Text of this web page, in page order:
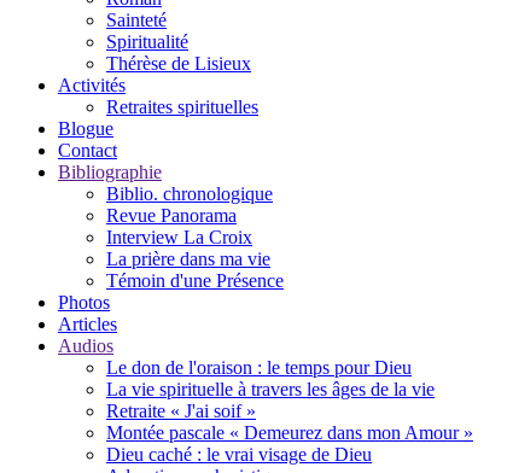
Sainteté
Spiritualité
Thérèse de Lisieux
Activités
Retraites spirituelles
Blogue
Contact
Bibliographie
Biblio. chronologique
Revue Panorama
Interview La Croix
La prière dans ma vie
Témoin d'une Présence
Photos
Articles
Audios
Le don de l'oraison : le temps pour Dieu
La vie spirituelle à travers les âges de la vie
Retraite « J'ai soif »
Montée pascale « Demeurez dans mon Amour »
Dieu caché : le vrai visage de Dieu